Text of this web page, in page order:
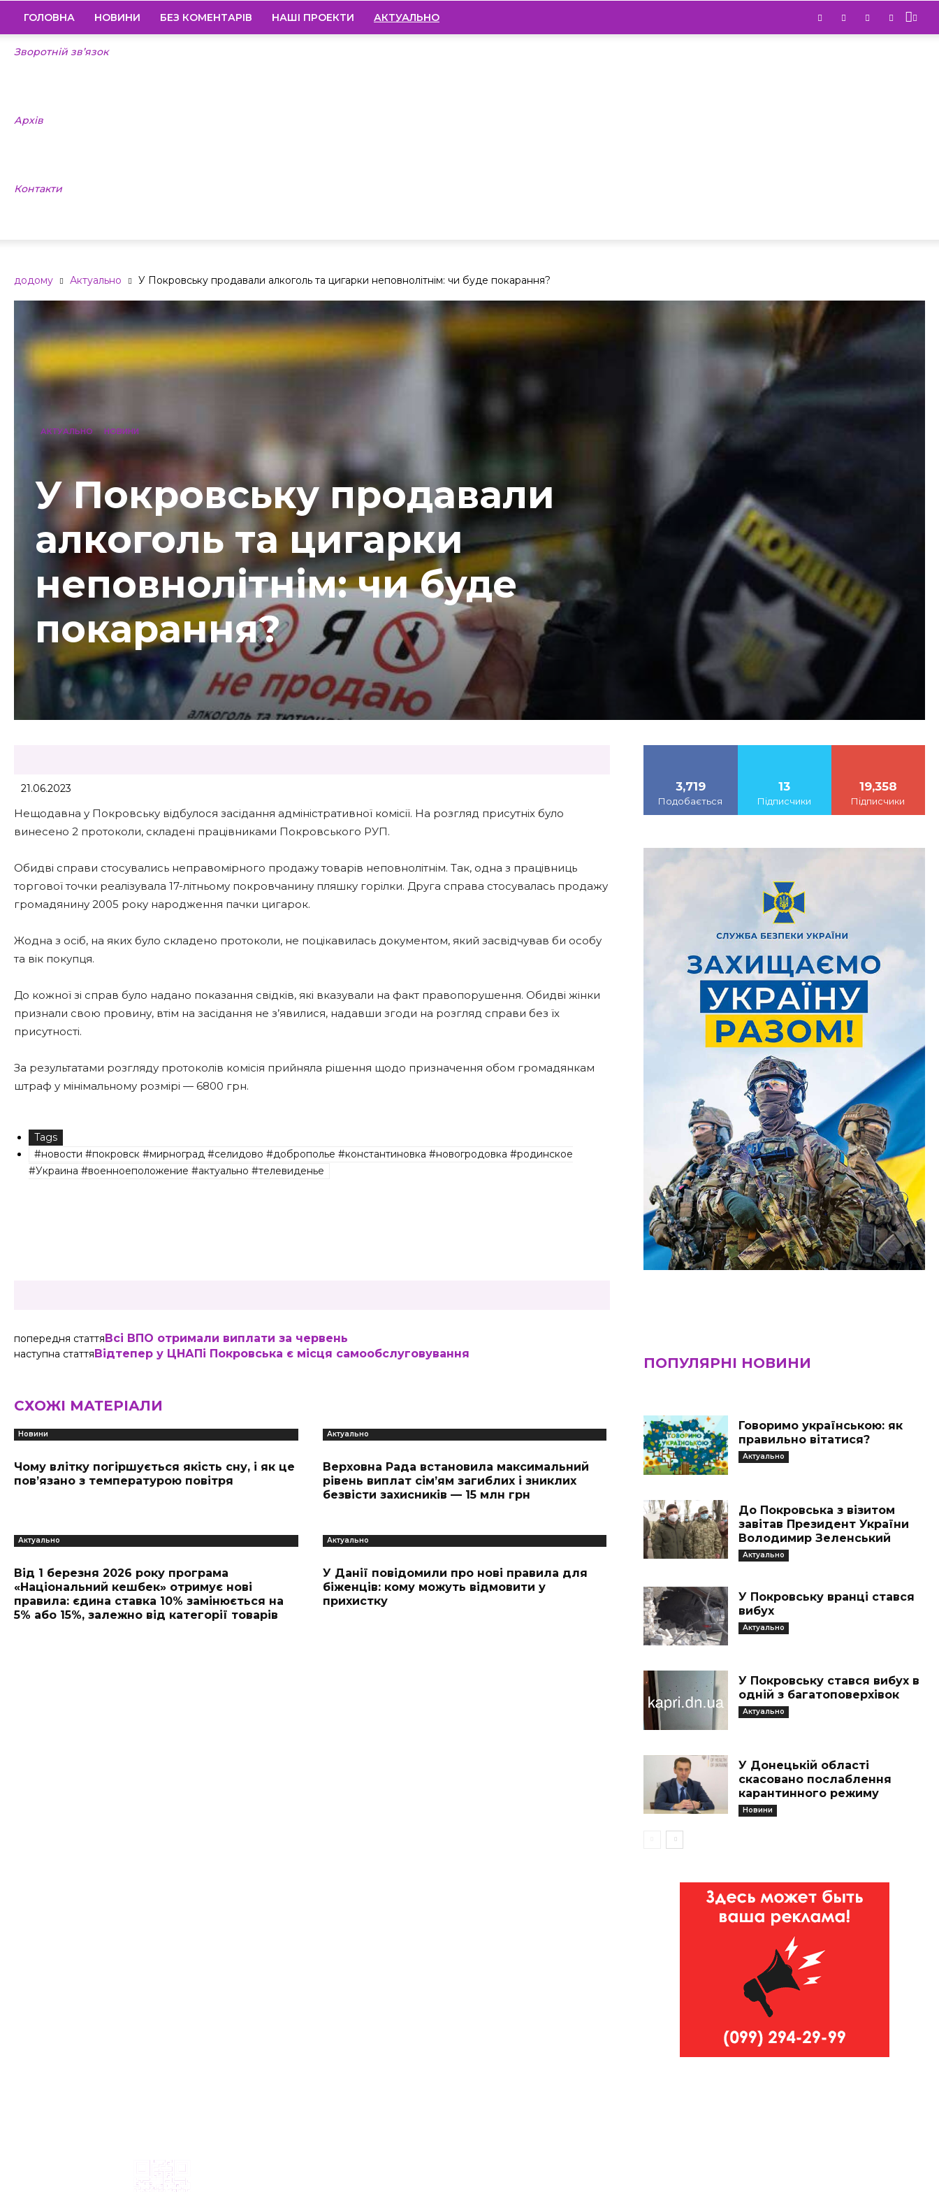
ГОЛОВНА НОВИНИ БЕЗ КОМЕНТАРІВ НАШІ ПРОЕКТИ АКТУАЛЬНО
Зворотній зв’язок
Архів
Контакти
додому Актуально У Покровську продавали алкоголь та цигарки неповнолітнім: чи буде покарання?
АКТУАЛЬНО НОВИНИ
У Покровську продавали
алкоголь та цигарки
неповнолітнім: чи буде
покарання?
21.06.2023
Нещодавна у Покровську відбулося засідання адміністративної комісії. На розгляд присутніх було
винесено 2 протоколи, складені працівниками Покровського РУП.
Обидві справи стосувались неправомірного продажу товарів неповнолітнім. Так, одна з працівниць
торгової точки реалізувала 17-літньому покровчанину пляшку горілки. Друга справа стосувалась продажу
громадянину 2005 року народження пачки цигарок.
Жодна з осіб, на яких було складено протоколи, не поцікавилась документом, який засвідчував би особу
та вік покупця.
До кожної зі справ було надано показання свідків, які вказували на факт правопорушення. Обидві жінки
признали свою провину, втім на засідання не з’явилися, надавши згоди на розгляд справи без їх
присутності.
За результатами розгляду протоколів комісія прийняла рішення щодо призначення обом громадянкам
штраф у мінімальному розмірі — 6800 грн.
Tags
#новости #покровск #мирноград #селидово #доброполье #константиновка #новогродовка #родинское
#Украина #военноеположение #актуально #телевиденье
попередня статтяВсі ВПО отримали виплати за червень
наступна статтяВідтепер у ЦНАПі Покровська є місця самообслуговування
СХОЖІ МАТЕРІАЛИ
Новини
Чому влітку погіршується якість сну, і як це
пов’язано з температурою повітря
Актуально
Верховна Рада встановила максимальний
рівень виплат сім’ям загиблих і зниклих
безвісти захисників — 15 млн грн
Актуально
Від 1 березня 2026 року програма
«Національний кешбек» отримує нові
правила: єдина ставка 10% замінюється на
5% або 15%, залежно від категорії товарів
Актуально
У Данії повідомили про нові правила для
біженців: кому можуть відмовити у
прихистку
3,719
Подобається
13
Підписчики
19,358
Підписчики
ПОПУЛЯРНІ НОВИНИ
Говоримо українською: як
правильно вітатися?
Актуально
До Покровська з візитом
завітав Президент України
Володимир Зеленський
Актуально
У Покровську вранці стався
вибух
Актуально
У Покровську стався вибух в
одній з багатоповерхівок
Актуально
У Донецькій області
скасовано послаблення
карантинного режиму
Новини